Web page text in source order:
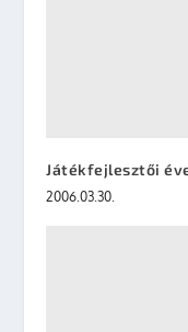
Játékfejlesztői
2006.03.30.